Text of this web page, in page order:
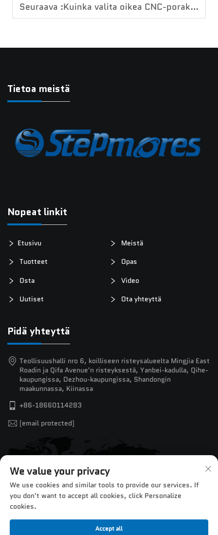
Seuraava :Kuinka valita oikea CNC-porakone tuotantoosi
Tietoa meistä
Nopeat linkit
Etusivu
Meistä
Tuotteet
Opas
Osta
Video
Uutiset
Ota yhteyttä
Pidä yhteyttä
Teollisuushalli nro 6, koilliseen risteysalueelta Mingjia East
Roadin ja Qifa Avenue'n risteyksestä, Yanbei-kadulla, Qihe-
kaupungissa, Dezhou-kaupungissa, Shandongin
maakunnassa, Kiinassa
+86-18660114283
[email protected]
We value your privacy
We use cookies and similar tools to provide our services. If
you don't want to accept all cookies, click Personalize
cookies.
Accept all